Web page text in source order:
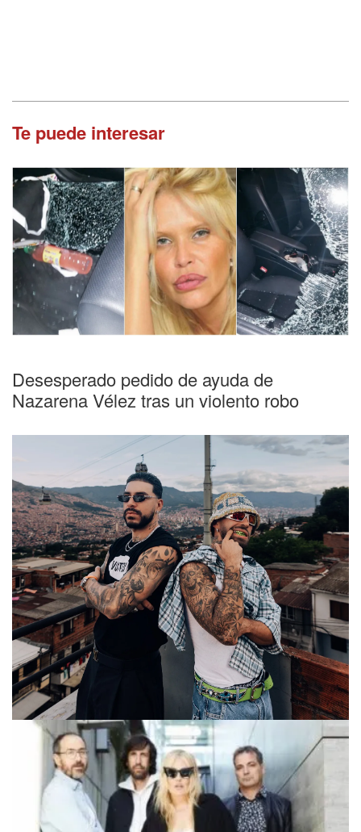
Te puede interesar
Desesperado pedido de ayuda de
Nazarena Vélez tras un violento robo
Nueva canción
Ryan Castro y Feid se unen otra vez y
lanzan "Mentira", su tercera colaboración